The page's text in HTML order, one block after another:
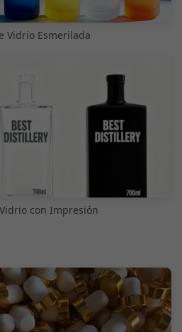
Vidrio Esmerilada
con Impresión